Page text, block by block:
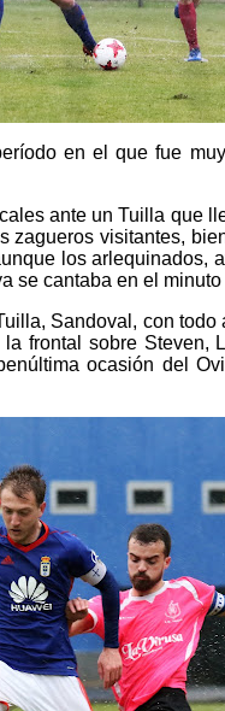
en el que fue
ante un Tuilla que
visitantes,
los arlequinados,
se cantaba en el minuto
Sandoval, con todo
frontal sobre Steven,
ocasión del